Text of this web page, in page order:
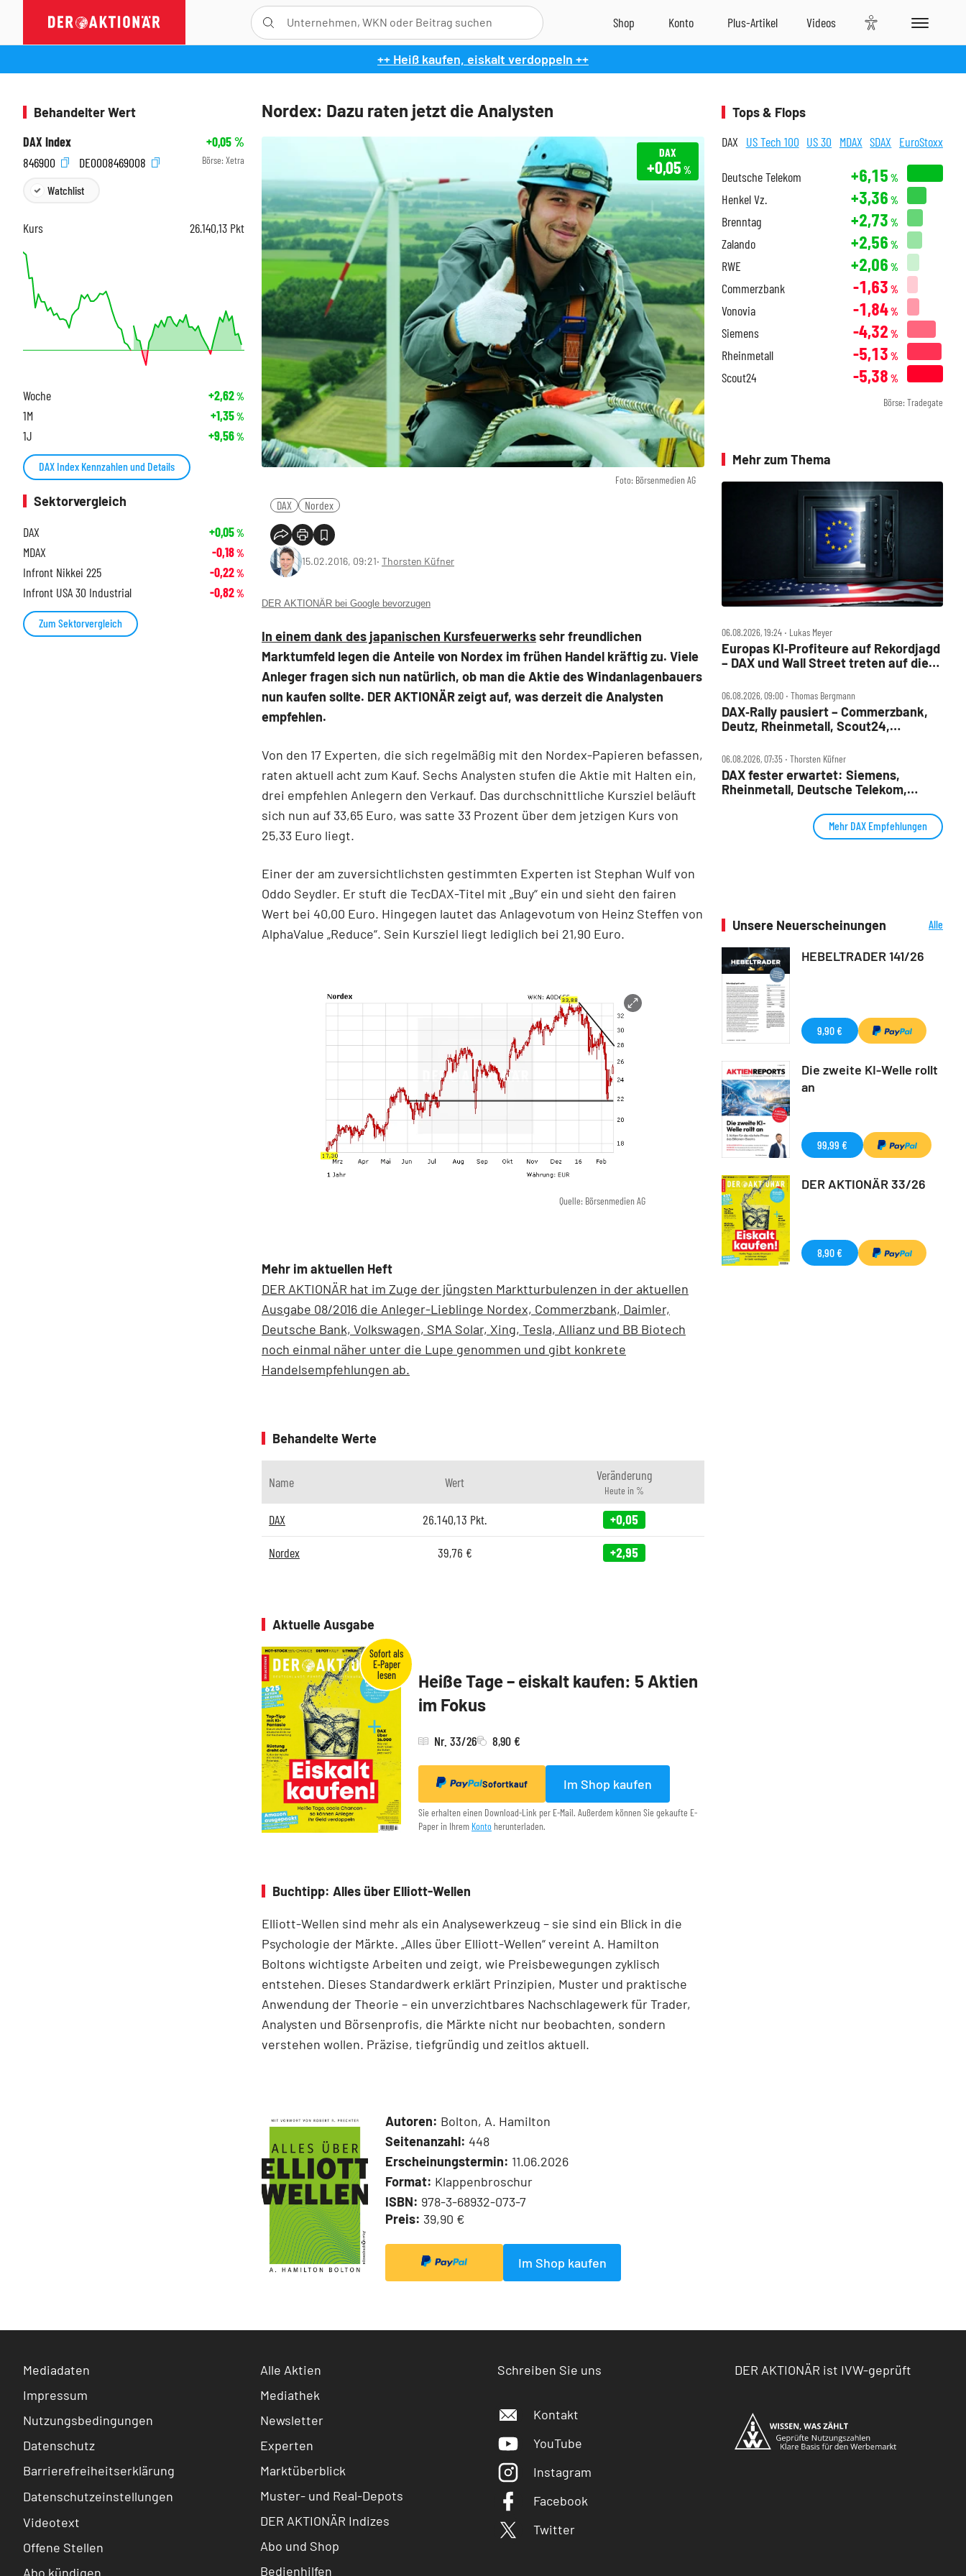
++ Heiß kaufen, eiskalt verdoppeln ++
Nordex: Dazu raten jetzt die Analysten
Foto: Börsenmedien AG
DAX
+0,05 %
DAX Nordex
15.02.2016, 09:21‧ Thorsten Küfner
DER AKTIONÄR bei Google bevorzugen
In einem dank des japanischen Kursfeuerwerkssehr freundlichen
Marktumfeld legen die Anteile von Nordex im frühen Handel kräftig zu. Viele
Anleger fragen sich nun natürlich, ob man die Aktie des Windanlagenbauers
nun kaufen sollte. DER AKTIONÄR zeigt auf, was derzeit die Analysten
empfehlen.
Von den 17 Experten, die sich regelmäßig mit den Nordex-Papieren befassen,
raten aktuell acht zum Kauf. Sechs Analysten stufen die Aktie mit Halten ein,
drei empfehlen Anlegern den Verkauf. Das durchschnittliche Kursziel beläuft
sich nun auf 33,65 Euro, was satte 33 Prozent über dem jetzigen Kurs von
25,33 Euro liegt.
Einer der am zuversichtlichsten gestimmten Experten ist Stephan Wulf von
Oddo Seydler. Er stuft die TecDAX-Titel mit „Buy“ ein und sieht den fairen
Wert bei 40,00 Euro. Hingegen lautet das Anlagevotum von Heinz Steffen von
AlphaValue „Reduce“. Sein Kursziel liegt lediglich bei 21,90 Euro.
Quelle: Börsenmedien AG
Mehr im aktuellen Heft
DER AKTIONÄR hat im Zuge der jüngsten Marktturbulenzen in der aktuellen
Ausgabe 08/2016 die Anleger-Lieblinge Nordex, Commerzbank, Daimler,
Deutsche Bank, Volkswagen, SMA Solar, Xing, Tesla, Allianz und BB Biotech
noch einmal näher unter die Lupe genommen und gibt konkrete
Handelsempfehlungen ab.
Behandelte Werte
Name Wert Veränderung
Heute in %
DAX 26.140,13 Pkt. +0,05
Nordex 39,76 € +2,95
Aktuelle Ausgabe
Heiße Tage – eiskalt kaufen: 5 Aktien
im Fokus
Nr. 33/26 8,90 €
Sofortkauf Im Shop kaufen
Sie erhalten einen Download-Link per E-Mail. Außerdem können Sie gekaufte E-
Paper in Ihrem Konto herunterladen.
Buchtipp: Alles über Elliott-Wellen
Elliott-Wellen sind mehr als ein Analysewerkzeug – sie sind ein Blick in die
Psychologie der Märkte. „Alles über Elliott-Wellen“ vereint A. Hamilton
Boltons wichtigste Arbeiten und zeigt, wie Preisbewegungen zyklisch
entstehen. Dieses Standardwerk erklärt Prinzipien, Muster und praktische
Anwendung der Theorie – ein unverzichtbares Nachschlagewerk für Trader,
Analysten und Börsenprofis, die Märkte nicht nur beobachten, sondern
verstehen wollen. Präzise, tiefgründig und zeitlos aktuell.
Autoren: Bolton, A. Hamilton
Seitenanzahl: 448
Erscheinungstermin: 11.06.2026
Format: Klappenbroschur
ISBN: 978-3-68932-073-7
Preis: 39,90 €
Im Shop kaufen
Behandelter Wert
DAX Index
+0,05%
846900
DE0008469008 Börse: Xetra
Watchlist
Kurs 26.140,13 Pkt
Woche +2,62%
1M +1,35%
1J +9,56%
DAX Index Kennzahlen und Details
Sektorvergleich
DAX
+0,05%
MDAX -0,18%
Infront Nikkei 225 -0,22%
Infront USA 30 Industrial -0,82%
Zum Sektorvergleich
Tops & Flops
DAX US Tech 100 US 30 MDAX SDAX EuroStoxx
Deutsche Telekom +6,15 %
Henkel Vz. +3,36 %
Brenntag +2,73 %
Zalando +2,56 %
RWE +2,06 %
Commerzbank -1,63 %
Vonovia -1,84%
Siemens -4,32 %
Rheinmetall -5,13 %
Scout24 -5,38 %
Börse: Tradegate
Mehr zum Thema
06.08.2026, 19:24 ‧ Lukas Meyer
Europas KI‑Profiteure auf Rekordjagd
– DAX und Wall Street treten auf die
06.08.2026, 09:00 ‧ Thomas Bergmann
DAX‑Rally pausiert – Commerzbank,
Deutz, Rheinmetall, Scout24,
Check
06.08.2026, 07:35 ‧ Thorsten Küfner
DAX fester erwartet: Siemens,
Rheinmetall, Deutsche Telekom,
Mehr DAX Empfehlungen
Unsere Neuerscheinungen
Alle
HEBELTRADER 141/26
9,90 €
Die zweite KI-Welle rollt
an
99,99 €
DER AKTIONÄR 33/26
8,90 €
Mediadaten
Impressum
Nutzungsbedingungen
Datenschutz
Barrierefreiheitserklärung
Datenschutzeinstellungen
Videotext
Offene Stellen
Abo kündigen
Alle Aktien
Mediathek
Newsletter
Experten
Marktüberblick
Muster- und Real-Depots
DER AKTIONÄR Indizes
Abo und Shop
Bedienhilfen
Schreiben Sie uns
Kontakt
YouTube
Instagram
Facebook
Twitter
DER AKTIONÄR ist IVW-geprüft